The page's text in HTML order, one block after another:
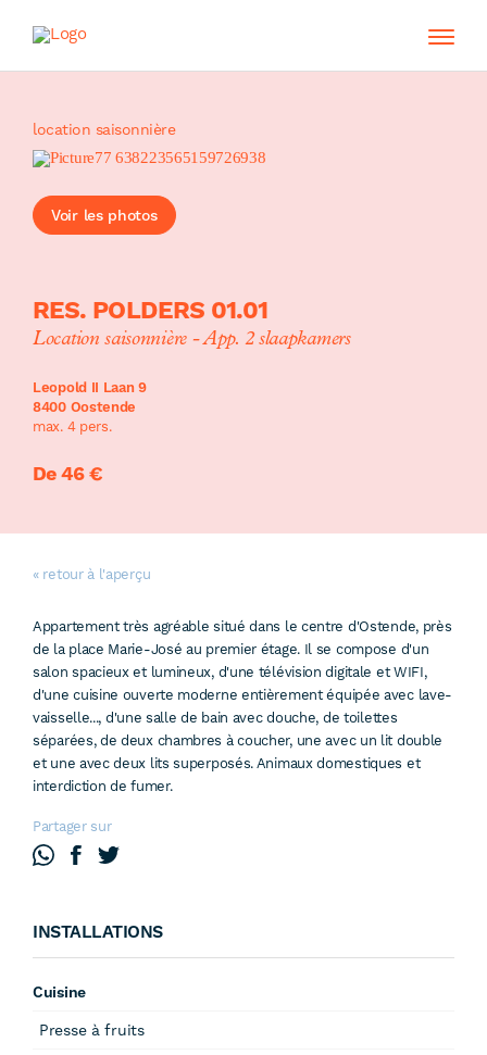
location saisonnière
Voir les photos
RES. POLDERS 01.01
Location saisonnière - App. 2 slaapkamers
Leopold II Laan 9
8400 Oostende
max. 4 pers.
De 46 €
« retour à l'aperçu
Appartement très agréable situé dans le centre d'Ostende, près
de la place Marie-José au premier étage. Il se compose d'un
salon spacieux et lumineux, d'une télévision digitale et WIFI,
d'une cuisine ouverte moderne entièrement équipée avec lave-
vaisselle..., d'une salle de bain avec douche, de toilettes
séparées, de deux chambres à coucher, une avec un lit double
et une avec deux lits superposés. Animaux domestiques et
interdiction de fumer.
Partager sur
INSTALLATIONS
Cuisine
Presse à fruits